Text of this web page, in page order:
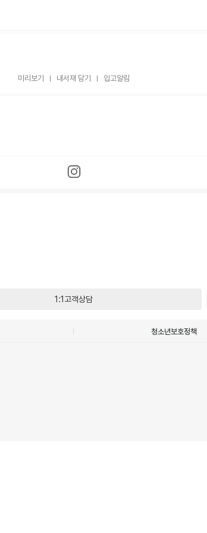
미리보기 내서재 담기 입고알림
1:1고객상담
청소년보호정책